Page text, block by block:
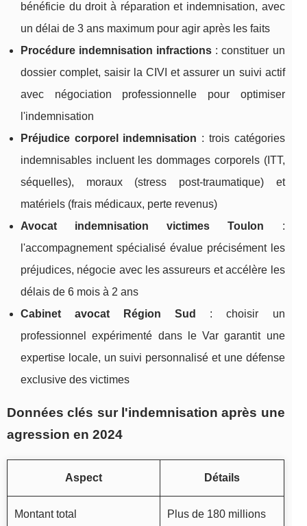
bénéficie du droit à réparation et indemnisation, avec
un délai de 3 ans maximum pour agir après les faits
Procédure indemnisation infractions : constituer un
dossier complet, saisir la CIVI et assurer un suivi actif
avec négociation professionnelle pour optimiser
l'indemnisation
Préjudice corporel indemnisation : trois catégories
indemnisables incluent les dommages corporels (ITT,
séquelles), moraux (stress post-traumatique) et
matériels (frais médicaux, perte revenus)
Avocat indemnisation victimes Toulon :
l'accompagnement spécialisé évalue précisément les
préjudices, négocie avec les assureurs et accélère les
délais de 6 mois à 2 ans
Cabinet avocat Région Sud
: choisir un
professionnel expérimenté dans le Var garantit une
expertise locale, un suivi personnalisé et une défense
exclusive des victimes
Données clés sur l'indemnisation après une
agression en 2024
Aspect Détails
Montant total
Plus de 180 millions